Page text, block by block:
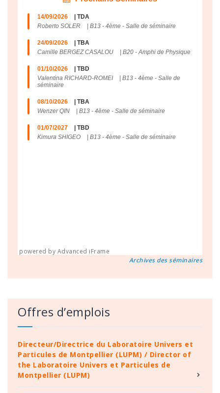
powered by Advanced iFrame
Archives des séminaires
Offres d’emplois
Directeur/Directrice du Laboratoire Univers et
Particules de Montpellier (LUPM) / Director of
the Laboratoire Univers et Particules de
Montpellier (LUPM)